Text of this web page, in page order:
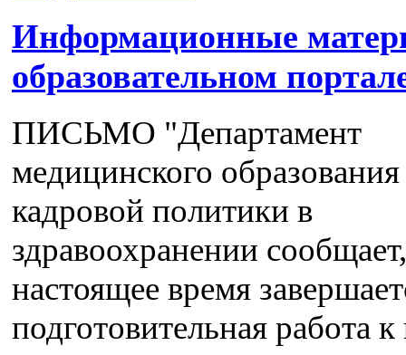
Информационные
образовательном
ПИСЬМО "Департамент
медицинского
кадровой политики в
здравоохранении
настоящее время
подготовительная работа